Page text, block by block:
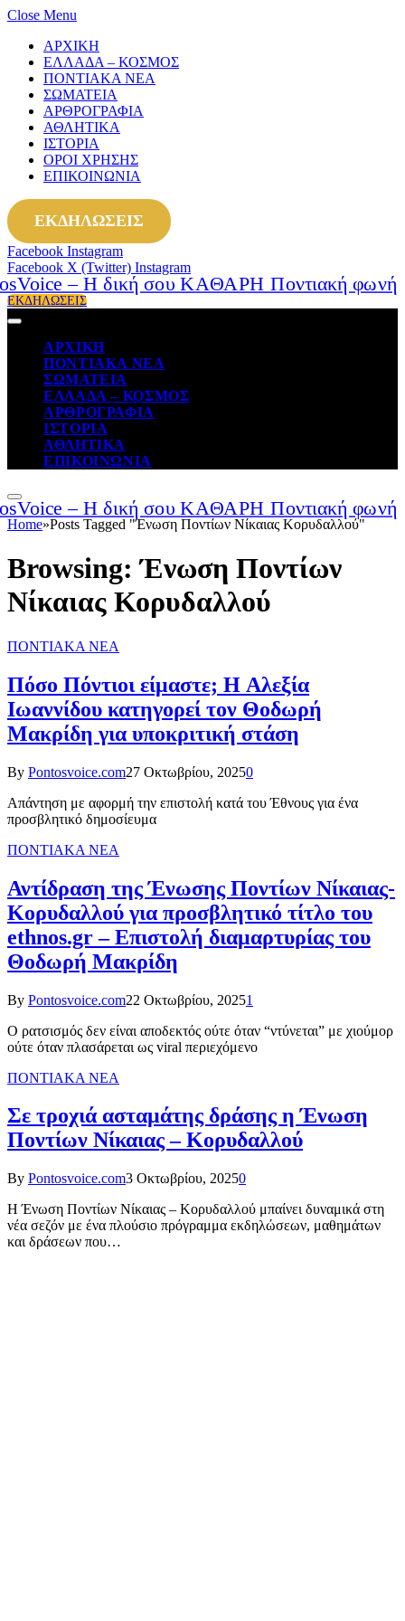
Close Menu
ΑΡΧΙΚΗ
ΕΛΛΑΔΑ – ΚΟΣΜΟΣ
ΠΟΝΤΙΑΚΑ ΝΕΑ
ΣΩΜΑΤΕΙΑ
ΑΡΘΡΟΓΡΑΦΙΑ
ΑΘΛΗΤΙΚΑ
ΙΣΤΟΡΙΑ
ΟΡΟΙ ΧΡΗΣΗΣ
ΕΠΙΚΟΙΝΩΝΙΑ
ΕΚΔΗΛΩΣΕΙΣ
Facebook Instagram
Facebook X (Twitter) Instagram
ΕΚΔΗΛΩΣΕΙΣ
ΑΡΧΙΚΗ
ΠΟΝΤΙΑΚΑ ΝΕΑ
ΣΩΜΑΤΕΙΑ
ΕΛΛΑΔΑ – ΚΟΣΜΟΣ
ΑΡΘΡΟΓΡΑΦΙΑ
ΙΣΤΟΡΙΑ
ΑΘΛΗΤΙΚΑ
ΕΠΙΚΟΙΝΩΝΙΑ
Home»Posts Tagged "Ένωση Ποντίων Νίκαιας Κορυδαλλού"
Browsing:Ένωση Ποντίων
Νίκαιας Κορυδαλλού
ΠΟΝΤΙΑΚΑ ΝΕΑ
Πόσο Πόντιοι είμαστε; Η Αλεξία
Ιωαννίδου κατηγορεί τον Θοδωρή
Μακρίδη για υποκριτική στάση
By Pontosvoice.com27 Οκτωβρίου, 20250
Απάντηση με αφορμή την επιστολή κατά του Έθνους για ένα
προσβλητικό δημοσίευμα
ΠΟΝΤΙΑΚΑ ΝΕΑ
Αντίδραση της Ένωσης Ποντίων Νίκαιας-
Κορυδαλλού για προσβλητικό τίτλο του
ethnos.gr – Επιστολή διαμαρτυρίας του
Θοδωρή Μακρίδη
By Pontosvoice.com22 Οκτωβρίου, 20251
Ο ρατσισμός δεν είναι αποδεκτός ούτε όταν “ντύνεται” με χιούμορ
ούτε όταν πλασάρεται ως viral περιεχόμενο
ΠΟΝΤΙΑΚΑ ΝΕΑ
Σε τροχιά ασταμάτης δράσης η Ένωση
Ποντίων Νίκαιας – Κορυδαλλού
By Pontosvoice.com3 Οκτωβρίου, 20250
Η Ένωση Ποντίων Νίκαιας – Κορυδαλλού μπαίνει δυναμικά στη
νέα σεζόν με ένα πλούσιο πρόγραμμα εκδηλώσεων, μαθημάτων
και δράσεων που…